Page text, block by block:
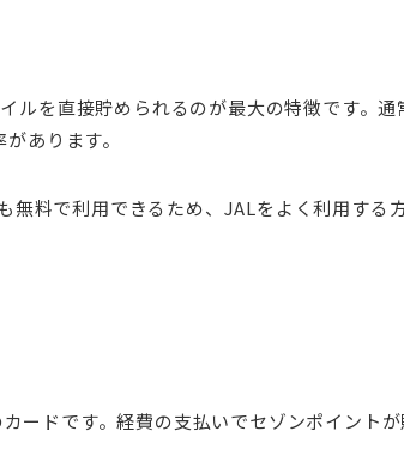
ルを直接貯められるのが最大の特徴です。通
あります。
無料で利用できるため、JALをよく利用する
ードです。経費の支払いでセゾンポイントが